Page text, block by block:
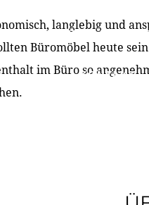
ÜBER UNS
KONTAKT
langlebig und
Büromöbel heute
im Büro so